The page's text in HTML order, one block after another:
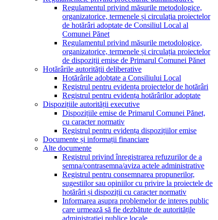
Regulamentul privind măsurile metodologice,
organizatorice, termenele și circulația proiectelor
de hotărâri adoptate de Consiliul Local al
Comunei Pănet
Regulamentul privind măsurile metodologice,
organizatorice, termenele și circulația proiectelor
de dispoziții emise de Primarul Comunei Pănet
Hotărârile autorității deliberative
Hotărârile adobtate a Consiliului Local
Registrul pentru evidența proiectelor de hotărâri
Registrul pentru evidența hotărârilor adoptate
Dispozițiile autorității executive
Dispozițiile emise de Primarul Comunei Pănet,
cu caracter normativ
Registrul pentru evidența dispozițiilor emise
Documente și informații financiare
Alte documente
Registrul privind înregistrarea refuzurilor de a
semna/contrasemna/aviza actele administrative
Registrul pentru consemnarea propunerilor,
sugestiilor sau opiniilor cu privire la proiectele de
hotărâri și dispoziții cu caracter normativ
Informarea asupra problemelor de interes public
care urmează să fie dezbătute de autoritățile